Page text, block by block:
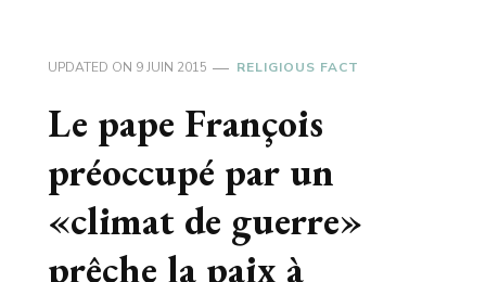
UPDATED ON 9 JUIN 2015 RELIGIOUS FACT
Le pape François
préoccupé par un
«climat de guerre»
prêche la paix à